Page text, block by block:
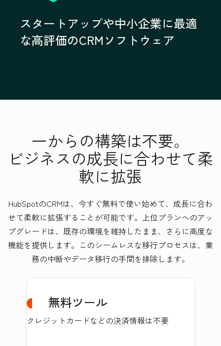
スタートアップや中小企業に最適
な高評価のCRMソフトウェア
一からの構築は不要。
ビジネスの成長に合わせて柔
軟に拡張
HubSpotのCRMは、今すぐ無料で使い始めて、成長に合わ
せて柔軟に拡張することが可能です。上位プランへのアッ
プグレードは、既存の環境を維持したまま、さらに高度な
機能を提供します。このシームレスな移行プロセスは、業
務の中断やデータ移行の手間を排除します。
無料ツール
クレジットカードなどの決済情報は不要